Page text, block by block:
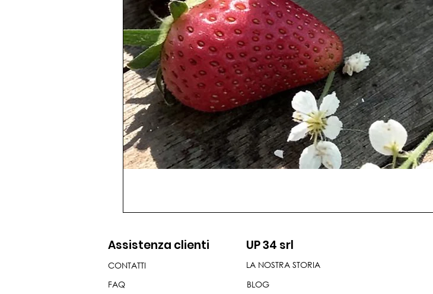
Assistenza clienti UP 34 srl
CONTATTI
FAQ
LA NOSTRA STORIA
BLOG